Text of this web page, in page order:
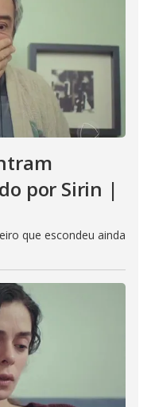
por Sirin |
que escondeu ainda